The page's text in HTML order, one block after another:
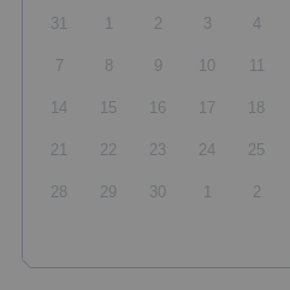
31 1 2 3 4
7 8 9 10 11
14 15 16 17 18
21 22 23 24 25
28 29 30 1 2